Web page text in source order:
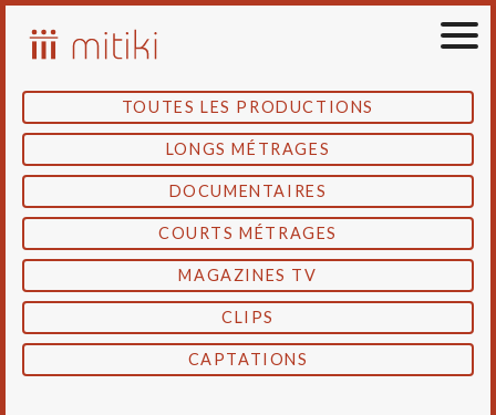
Skip
TOUTES LES PRODUCTIONS
LONGS MÉTRAGES
DOCUMENTAIRES
COURTS MÉTRAGES
MAGAZINES TV
CLIPS
CAPTATIONS